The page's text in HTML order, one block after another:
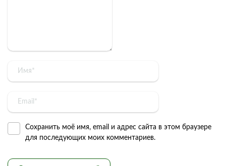
Сохранить моё имя, email и адрес сайта в этом браузере
для последующих моих комментариев.